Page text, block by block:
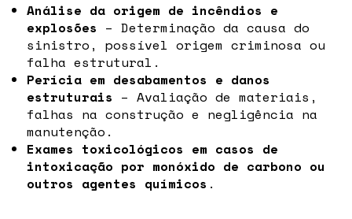
Análise da origem de incêndios e
explosões – Determinação da causa do
sinistro, possível origem criminosa ou
falha estrutural.
Perícia em desabamentos e danos
estruturais – Avaliação de materiais,
falhas na construção e negligência na
manutenção.
Exames toxicológicos em casos de
intoxicação por monóxido de carbono ou
outros agentes químicos .